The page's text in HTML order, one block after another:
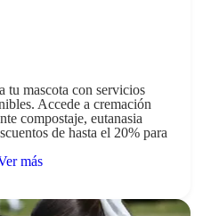
tu mascota con servicios
Accede a cremación
compostaje, eutanasia
de hasta el 20% para
más